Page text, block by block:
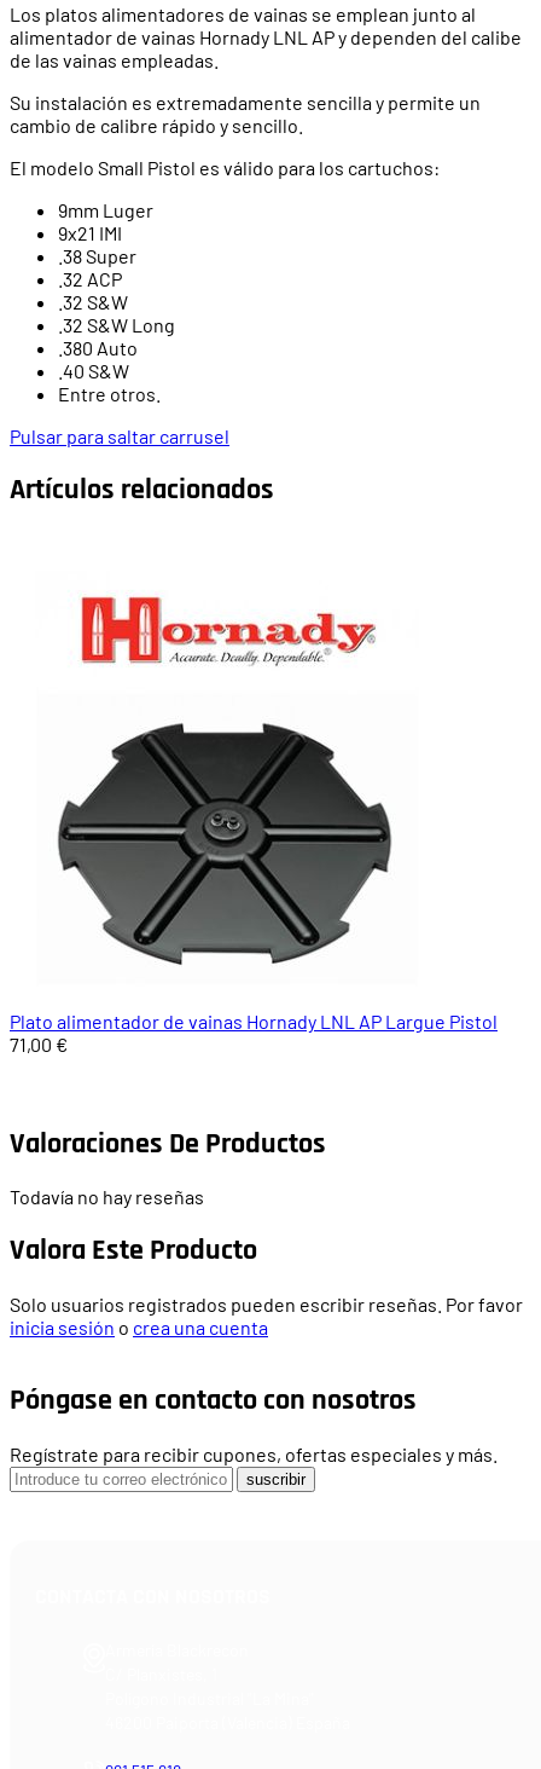
Los platos alimentadores de vainas se emplean junto al
alimentador de vainas Hornady LNL AP y dependen del calibe
de las vainas empleadas.
Su instalación es extremadamente sencilla y permite un
cambio de calibre rápido y sencillo.
El modelo Small Pistol es válido para los cartuchos:
9mm Luger
9x21 IMI
.38 Super
.32 ACP
.32 S&W
.32 S&W Long
.380 Auto
.40 S&W
Entre otros.
Pulsar para saltar carrusel
Artículos relacionados
Plato alimentador de vainas Hornady LNL AP Largue Pistol
71,00 €
Valoraciones De Productos
Todavía no hay reseñas
Valora Este Producto
Solo usuarios registrados pueden escribir reseñas. Por favor
inicia sesión o crea una cuenta
Póngase en contacto con nosotros
Regístrate para recibir cupones, ofertas especiales y más.
suscribir